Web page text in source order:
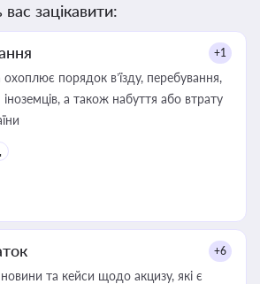
зацікавити:
+1
охоплює порядок в’їзду, перебування,
а також набуття або втрату
+6
та кейси щодо акцизу, які є